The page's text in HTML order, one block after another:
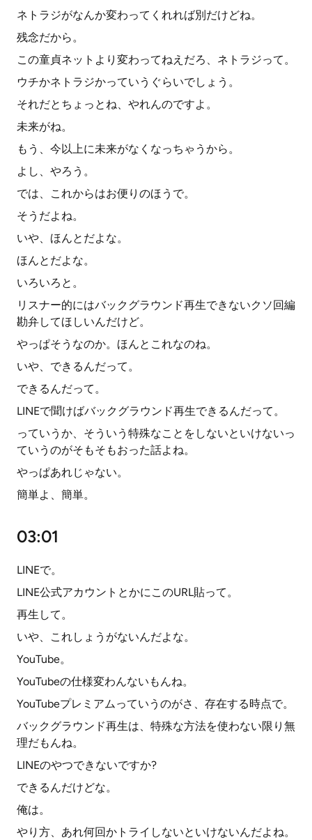
ネトラジがなんか変わってくれれば別だけどね。
残念だから。
この童貞ネットより変わってねえだろ、ネトラジって。
ウチかネトラジかっていうぐらいでしょう。
それだとちょっとね、やれんのですよ。
未来がね。
もう、今以上に未来がなくなっちゃうから。
よし、やろう。
では、これからはお便りのほうで。
そうだよね。
いや、ほんとだよな。
ほんとだよな。
いろいろと。
リスナー的にはバックグラウンド再生できないクソ回編
勘弁してほしいんだけど。
やっぱそうなのか。ほんとこれなのね。
いや、できるんだって。
できるんだって。
LINEで聞けばバックグラウンド再生できるんだって。
っていうか、そういう特殊なことをしないといけないっ
ていうのがそもそもおった話よね。
やっぱあれじゃない。
簡単よ、簡単。
03:01
LINEで。
LINE公式アカウントとかにこのURL貼って。
再生して。
いや、これしょうがないんだよな。
YouTube。
YouTubeの仕様変わんないもんね。
YouTubeプレミアムっていうのがさ、存在する時点で。
バックグラウンド再生は、特殊な方法を使わない限り無
理だもんね。
LINEのやつできないですか?
できるんだけどな。
俺は。
やり方、あれ何回かトライしないといけないんだよね。